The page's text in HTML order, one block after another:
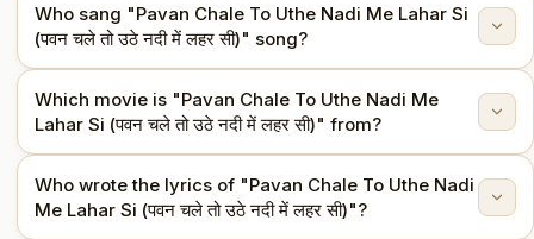
Who sang "Pavan Chale To Uthe Nadi Me Lahar Si
(पवन चले तो उठे नदी में लहर सी)" song?
"Pavan Chale To Uthe Nadi Me Lahar Si (पवन चले तो उठे
नदी में लहर सी)" is sung by Asha Bhosle, Mohammed Rafi.
Which movie is "Pavan Chale To Uthe Nadi Me
Lahar Si (पवन चले तो उठे नदी में लहर सी)" from?
This song is from the movie Bombai Ka Babu (1960).
Who wrote the lyrics of "Pavan Chale To Uthe Nadi
Me Lahar Si (पवन चले तो उठे नदी में लहर सी)"?